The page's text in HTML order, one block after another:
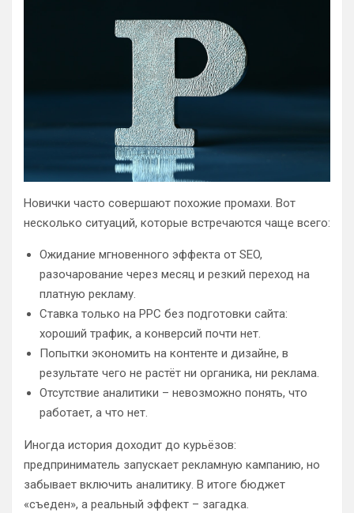
Новички часто совершают похожие промахи. Вот
несколько ситуаций, которые встречаются чаще всего:
Ожидание мгновенного эффекта от SEO,
разочарование через месяц и резкий переход на
платную рекламу.
Ставка только на PPC без подготовки сайта:
хороший трафик, а конверсий почти нет.
Попытки экономить на контенте и дизайне, в
результате чего не растёт ни органика, ни реклама.
Отсутствие аналитики – невозможно понять, что
работает, а что нет.
Иногда история доходит до курьёзов:
предприниматель запускает рекламную кампанию, но
забывает включить аналитику. В итоге бюджет
«съеден», а реальный эффект – загадка.